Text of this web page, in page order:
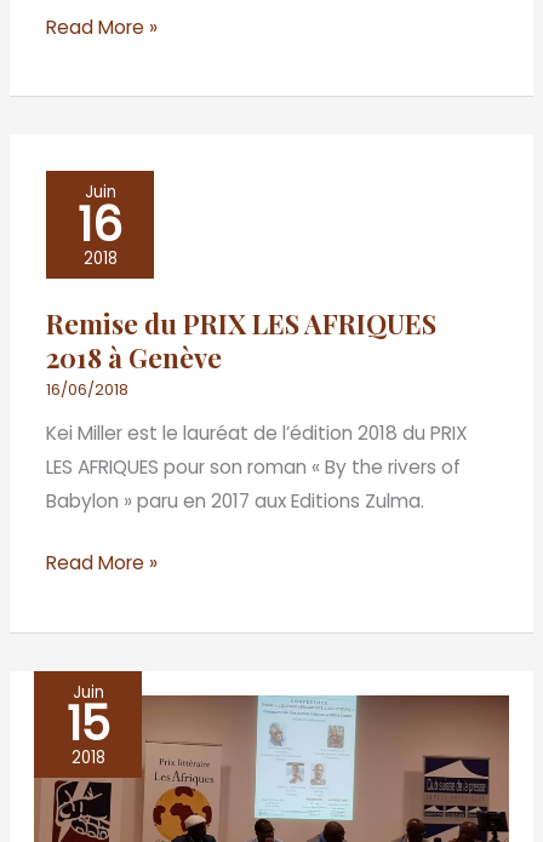
Read More »
Juin
16
2018
Remise du PRIX LES AFRIQUES
2018 à Genève
16/06/2018
Kei Miller est le lauréat de l’édition 2018 du PRIX
LES AFRIQUES pour son roman « By the rivers of
Babylon » paru en 2017 aux Editions Zulma.
Remise
AFRIQUES
2018
à
Genève
Read More »
Juin
15
2018
L’Ecrivain
africain
face
à